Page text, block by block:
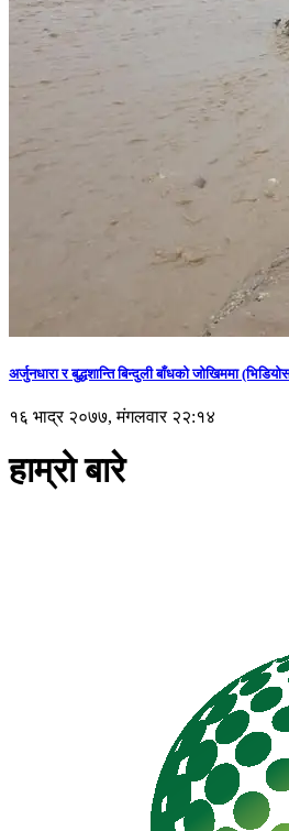
अर्जुनधारा र बुद्धशान्ति बिन्दुली बाँधको जोखिममा
१६ भाद्र २०७७, मंगलवार २२:१४
हाम्रो बारे